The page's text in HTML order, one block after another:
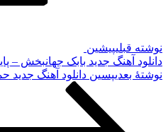
نوشته قبلیپیشین
دانلود آهنگ جدید بابک جهانبخش –
نوشته‌ٔ بعدیپسین دانلود آهنگ جدید